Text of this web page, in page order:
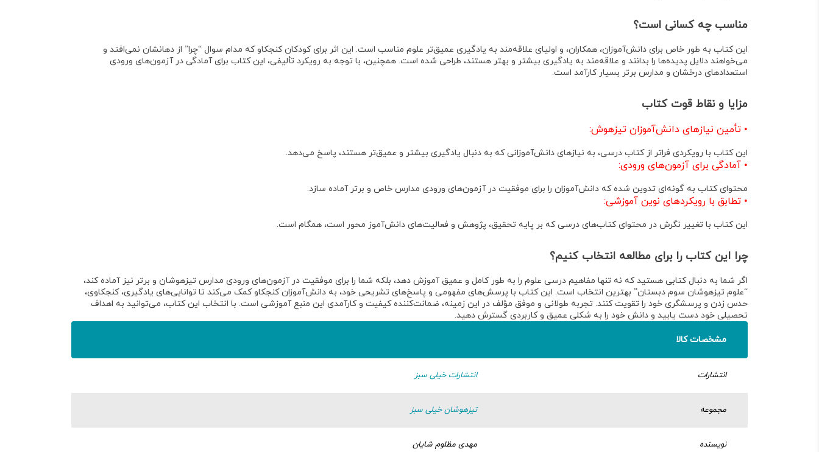
مناسب چه کسانی است؟
این کتاب به طور خاص برای دانش‌آموزان، همکاران، و اولیای علاقه‌مند به یادگیری عمیق‌تر علوم مناسب است. این اثر برایکودکان کنجکاوکه مدام سوال “چرا” از دهانشان نمی‌افتد و
می‌خواهند دلایل پدیده‌ها را بدانند و علاقه‌مند به یادگیری بیشتر و بهتر هستند، طراحی شده است. همچنین، با توجه به رویکرد تألیفی، این کتاب برایآمادگی در آزمون‌های ورودی
استعدادهای درخشان و مدارس برتر بسیار کارآمد است.
مزایا و نقاط قوت کتاب
• تأمین نیازهای دانش‌آموزان تیزهوش:
این کتاب با رویکردی فراتر از کتاب درسی، به نیازهای دانش‌آموزانی که به دنبال یادگیری بیشتر و عمیق‌تر هستند، پاسخ می‌دهد.
• آمادگی برای آزمون‌های ورودی:
محتوای کتاب به گونه‌ای تدوین شده که دانش‌آموزان را برای موفقیت در آزمون‌های ورودی مدارس خاص و برتر آماده سازد.
• تطابق با رویکردهای نوین آموزشی:
این کتاب با تغییر نگرش در محتوای کتاب‌های درسی که بر پایه تحقیق، پژوهش و فعالیت‌های دانش‌آموز محور است، همگام است.
چرا این کتاب را برای مطالعه انتخاب کنیم؟
اگر شما به دنبال کتابی هستید که نه تنها مفاهیم درسی علوم را به طور کامل و عمیق آموزش دهد، بلکه شما را برای موفقیت در آزمون‌های ورودی مدارس تیزهوشان و برتر نیز آماده کند،
“علوم تیزهوشان سوم دبستان” بهترین انتخاب است. این کتاب با پرسش‌های مفهومی و پاسخ‌های تشریحی خود، به دانش‌آموزان کنجکاو کمک می‌کند تا توانایی‌های یادگیری، کنجکاوی،
حدس زدن و پرسشگری خود را تقویت کنند. تجربه طولانی و موفق مؤلف در این زمینه، ضمانت‌کننده کیفیت و کارآمدی این منبع آموزشی است. با انتخاب این کتاب، می‌توانید به اهداف
تحصیلی خود دست یابید و دانش خود را به شکلی عمیق و کاربردی گسترش دهید.
مشخصات کالا
انتشارات انتشارات خیلی سبز
مجموعه تیزهوشان خیلی سبز
نویسنده مهدی مظلوم شایان